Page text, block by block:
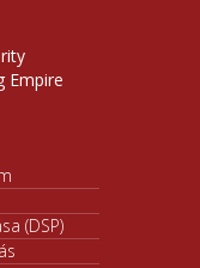
Empire
(DSP)